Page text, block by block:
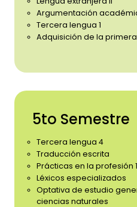
Argumentación
Tercera lengua 1
Adquisición de la
5to Semestre
Tercera lengua 4
Traducción escrita
Prácticas en la profesión 1
Léxicos especializados
Optativa de estudio
ciencias naturales